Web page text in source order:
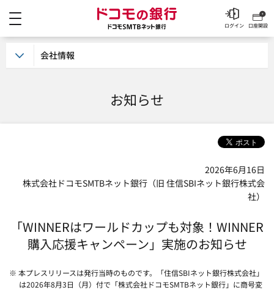
ドコモの銀行 ドコモ
口座開設
ログイン
お知らせ
2026年6月16日
株式会社ドコモSMTBネット銀行（旧 住信SBIネット銀行株式会
社）
「WINNERはワールドカップも対象！WINNER
購入応援キャンペーン」実施のお知らせ
※ 本プレスリリースは発行当時のものです。「住信SBIネット銀行株式会社」
は2026年8月3日（月）付で「株式会社ドコモSMTBネット銀行」に商号変
会社情報